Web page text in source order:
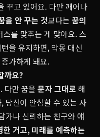
꾸고 있어요. 다만 깨어나
을 안 꾸는 것보다는 꿈의
스를 맞추는 게 맞아요. 스
을 유지하면, 악몽 대신
가하게 돼요.
까요?
다만 꿈을 문자 그대로 해
당신이 안심할 수 있는 사
가나 신뢰하는 친구와 얘
거고, 미래를 예측하는